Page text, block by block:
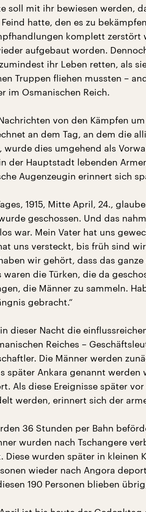
soll mit ihr bewiesen werden,
hatte, den es zu
komplett zerstört
aufgebaut worden.
ihr Leben retten, als
Truppen fliehen mussten –
im Osmanischen Reich.
von den Kämpfen
an dem Tag, an dem die
wurde dies umgehend als
der Hauptstadt lebenden
Augenzeugin erinnert sich
1915, Mitte April, 24.,
geschossen. Und das
war. Mein Vater hat uns
uns versteckt, bis früh sind
wir gehört, dass das
waren die Türken, die da
die Männer zu sammeln.
gebracht.“
dieser Nacht die
Reiches –
Die Männer werden
später Ankara genannt werden
Als diese Ereignisse später
werden, erinnert sich der
36 Stunden per Bahn
wurden nach Tschangere
Diese wurden später in kleinen
wieder nach Angora
190 Personen blieben